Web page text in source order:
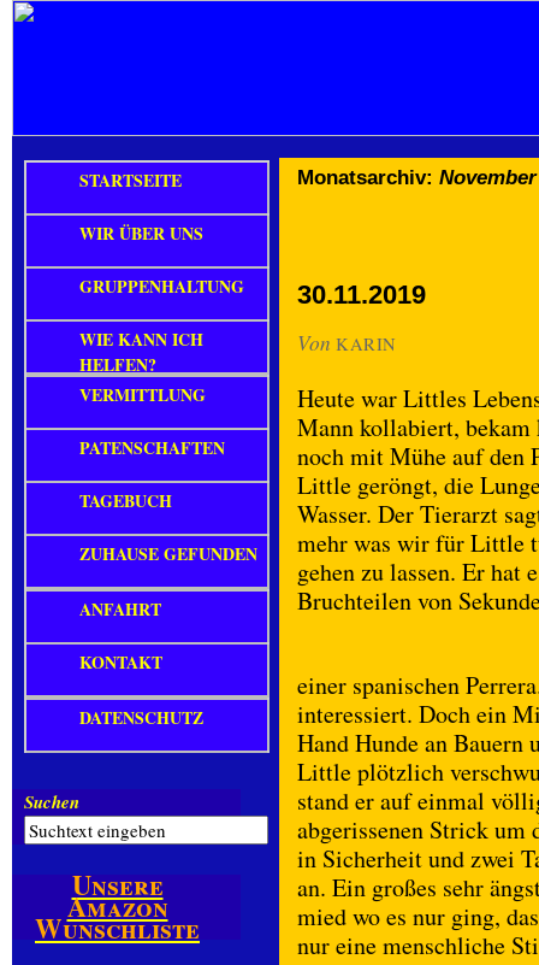
Monatsarchiv:
30.11.2019
Von KARIN
Heute war Littles
Mann kollabiert,
noch mit Mühe auf den
Little geröngt, die
Wasser. Der Tierarzt
mehr was wir für Little
gehen zu lassen. Er hat
Bruchteilen von
einer spanischen
interessiert. Doch ein
Hand Hunde an Bauern
Little plötzlich
stand er auf einmal
abgerissenen Strick um
in Sicherheit und zwei
an. Ein großes sehr
mied wo es nur ging,
nur eine menschliche
STARTSEITE
WIR ÜBER UNS
GRUPPENHALTUNG
WIE KANN ICH
HELFEN?
VERMITTLUNG
PATENSCHAFTEN
TAGEBUCH
ZUHAUSE GEFUNDEN
ANFAHRT
KONTAKT
DATENSCHUTZ
Suchen
Unsere
Amazon
Wunschliste